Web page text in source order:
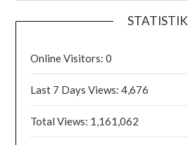
STATISTIK
Online Visitors:0
Last 7 Days Views:4,676
Total Views: 1,161,062